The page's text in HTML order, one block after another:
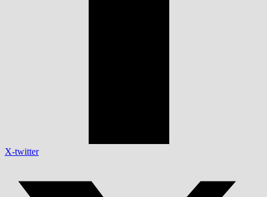
X-twitter